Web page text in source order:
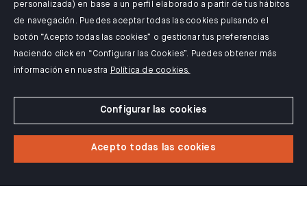
personalizada) en base a un perfil elaborado a partir de tus hábitos
de navegación. Puedes aceptar todas las cookies pulsando el
botón “Acepto todas las cookies” o gestionar tus preferencias
haciendo click en “Configurar las Cookies”. Puedes obtener más
información en nuestra Política de cookies.
Configurar las cookies
Acepto todas las cookies